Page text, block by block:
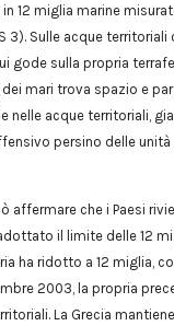
12 miglia marine
3). Sulle acque territoriali
gode sulla propria
mari trova spazio e
nelle acque territoriali,
persino delle unità
affermare che i Paesi
il limite delle 12
ha ridotto a 12 miglia,
2003, la propria
La Grecia